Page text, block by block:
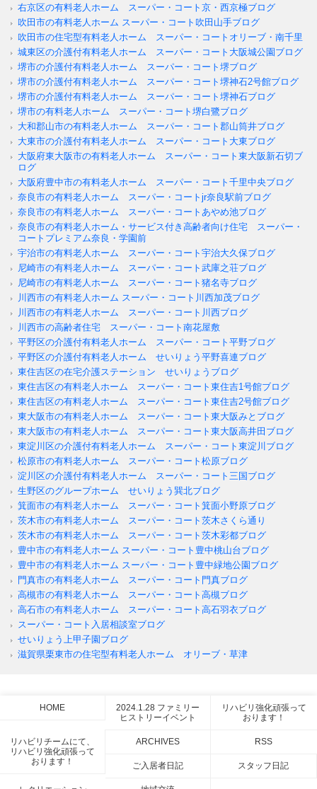
右京区の有料老人ホーム スーパー・コート京・西京極ブログ
吹田市の有料老人ホーム スーパー・コート吹田山手ブログ
吹田市の住宅型有料老人ホーム スーパー・コートオリーブ・南千里
城東区の介護付有料老人ホーム スーパー・コート大阪城公園ブログ
堺市の介護付有料老人ホーム スーパー・コート堺ブログ
堺市の介護付有料老人ホーム スーパー・コート堺神石2号館ブログ
堺市の介護付有料老人ホーム スーパー・コート堺神石ブログ
堺市の有料老人ホーム スーパー・コート堺白鷺ブログ
大和郡山市の有料老人ホーム スーパー・コート郡山筒井ブログ
大東市の介護付有料老人ホーム スーパー・コート大東ブログ
大阪府東大阪市の有料老人ホーム スーパー・コート東大阪新石切ブ
ログ
大阪府豊中市の有料老人ホーム スーパー・コート千里中央ブログ
奈良市の有料老人ホーム スーパー・コートjr奈良駅前ブログ
奈良市の有料老人ホーム スーパー・コートあやめ池ブログ
奈良市の有料老人ホーム・サービス付き高齢者向け住宅 スーパー・
コートプレミアム奈良・学園前
宇治市の有料老人ホーム スーパー・コート宇治大久保ブログ
尼崎市の有料老人ホーム スーパー・コート武庫之荘ブログ
尼崎市の有料老人ホーム スーパー・コート猪名寺ブログ
川西市の有料老人ホーム スーパー・コート川西加茂ブログ
川西市の有料老人ホーム スーパー・コート川西ブログ
川西市の高齢者住宅 スーパー・コート南花屋敷
平野区の介護付有料老人ホーム スーパー・コート平野ブログ
平野区の介護付有料老人ホーム せいりょう平野喜連ブログ
東住吉区の在宅介護ステーション せいりょうブログ
東住吉区の有料老人ホーム スーパー・コート東住吉1号館ブログ
東住吉区の有料老人ホーム スーパー・コート東住吉2号館ブログ
東大阪市の有料老人ホーム スーパー・コート東大阪みとブログ
東大阪市の有料老人ホーム スーパー・コート東大阪高井田ブログ
東淀川区の介護付有料老人ホーム スーパー・コート東淀川ブログ
松原市の有料老人ホーム スーパー・コート松原ブログ
淀川区の介護付有料老人ホーム スーパー・コート三国ブログ
生野区のグループホーム せいりょう巽北ブログ
箕面市の有料老人ホーム スーパー・コート箕面小野原ブログ
茨木市の有料老人ホーム スーパー・コート茨木さくら通り
茨木市の有料老人ホーム スーパー・コート茨木彩都ブログ
豊中市の有料老人ホーム スーパー・コート豊中桃山台ブログ
豊中市の有料老人ホーム スーパー・コート豊中緑地公園ブログ
門真市の有料老人ホーム スーパー・コート門真ブログ
高槻市の有料老人ホーム スーパー・コート高槻ブログ
高石市の有料老人ホーム スーパー・コート高石羽衣ブログ
スーパー・コート入居相談室ブログ
せいりょう上甲子園ブログ
滋賀県栗東市の住宅型有料老人ホーム オリーブ・草津
HOME
2024.1.28 ファミリー
ヒストリーイベント
リハビリ強化頑張って
おります！
リハビリチームにて、
リハビリ強化頑張って
おります！
ARCHIVES RSS
ご入居者日記 スタッフ日記